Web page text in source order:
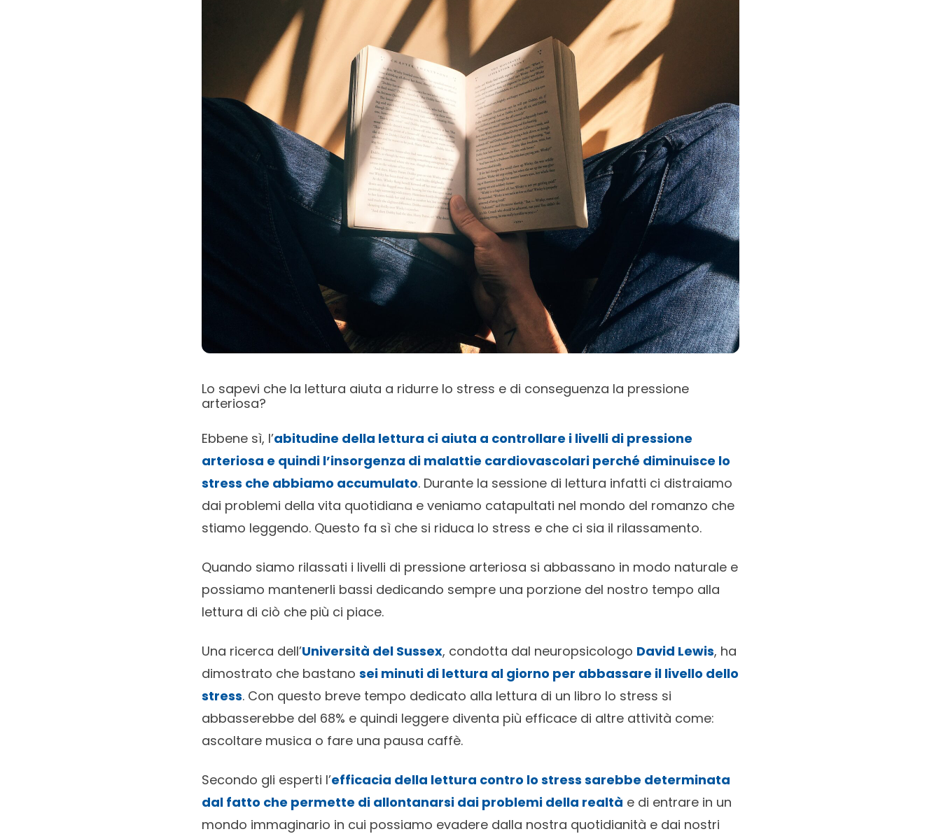
Lo sapevi che la lettura aiuta a ridurre lo stress e di conseguenza la pressione
arteriosa?
Ebbene sì, l’abitudine della lettura ci aiuta a controllare i livelli di pressione
arteriosa e quindi l’insorgenza di malattie cardiovascolari perché diminuisce lo
stress che abbiamo accumulato. Durante la sessione di lettura infatti ci distraiamo
dai problemi della vita quotidiana e veniamo catapultati nel mondo del romanzo che
stiamo leggendo. Questo fa sì che si riduca lo stress e che ci sia il rilassamento.
Quando siamo rilassati i livelli di pressione arteriosa si abbassano in modo naturale e
possiamo mantenerli bassi dedicando sempre una porzione del nostro tempo alla
lettura di ciò che più ci piace.
Una ricerca dell’Università del Sussex, condotta dal neuropsicologo David Lewis, ha
dimostrato che bastano sei minuti di lettura al giorno per abbassare il livello dello
stress. Con questo breve tempo dedicato alla lettura di un libro lo stress si
abbasserebbe del 68% e quindi leggere diventa più efficace di altre attività come:
ascoltare musica o fare una pausa caffè.
Secondo gli esperti l’efficacia della lettura contro lo stress sarebbe determinata
dal fatto che permette di allontanarsi dai problemi della realtà e di entrare in un
mondo immaginario in cui possiamo evadere dalla nostra quotidianità e dai nostri